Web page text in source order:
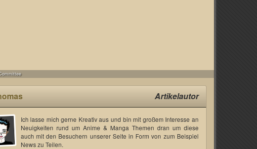
Artikelautor
Ich lasse mich gerne Kreativ aus und bin mit großem Interesse an
Neuigkeiten rund um Anime & Manga Themen dran um diese
auch mit den Besuchern unserer Seite in Form von zum Beispiel
News zu Teilen.